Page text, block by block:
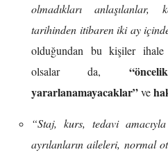
olmadıkları anlaşılanlar,
tarihinden itibaren iki ay
olduğundan bu kişiler
olsalar da,
yararlanamayacaklar”ve
“Staj, kurs, tedavi
ayrılanların aileleri, normal